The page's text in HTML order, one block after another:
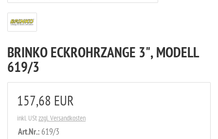
BRINKO ECKROHRZANGE 3", MODELL
619/3
157,68 EUR
inkl. UStzzgl. Versandkosten
Art.Nr.: 619/3